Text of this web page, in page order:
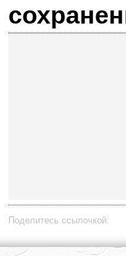
Поделитесь ссылочкой: